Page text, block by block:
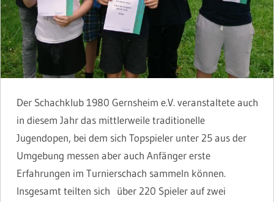
Der Schachklub 1980 Gernsheim e.V. veranstaltete auch
in diesem Jahr das mittlerweile traditionelle
Jugendopen, bei dem sich Topspieler unter 25 aus der
Umgebung messen aber auch Anfänger erste
Erfahrungen im Turnierschach sammeln können.
Insgesamt teilten sich über 220 Spieler auf zwei